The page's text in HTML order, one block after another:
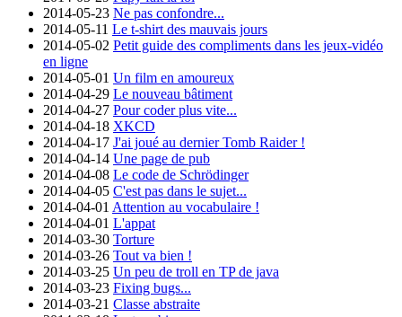
2014-05-23 Ne pas confondre...
2014-05-11 Le t-shirt des mauvais jours
2014-05-02 Petit guide des compliments dans les jeux-vidéo
en ligne
2014-05-01 Un film en amoureux
2014-04-29 Le nouveau bâtiment
2014-04-27 Pour coder plus vite...
2014-04-18 XKCD
2014-04-17 J'ai joué au dernier Tomb Raider !
2014-04-14 Une page de pub
2014-04-08 Le code de Schrödinger
2014-04-05 C'est pas dans le sujet...
2014-04-01 Attention au vocabulaire !
2014-04-01 L'appat
2014-03-30 Torture
2014-03-26 Tout va bien !
2014-03-25 Un peu de troll en TP de java
2014-03-23 Fixing bugs...
2014-03-21 Classe abstraite